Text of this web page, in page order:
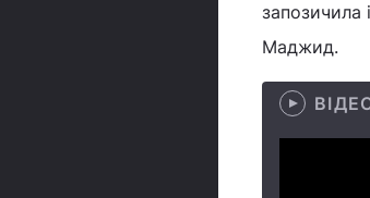
запозичила
Маджид.